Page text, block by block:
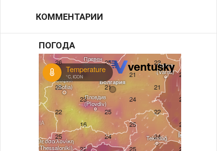
КОММЕНТАРИИ
ПОГОДА